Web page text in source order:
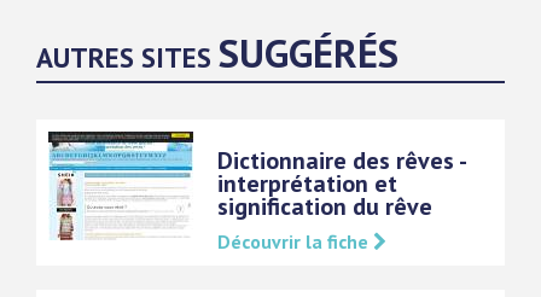
AUTRES SITES SUGGÉRÉS
Dictionnaire des rêves -
interprétation et
signification du rêve
Découvrir la fiche